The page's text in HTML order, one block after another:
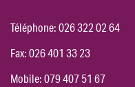
Téléphone:026 322 02 64
Fax: 026 401 33 23
Mobile:079 407 51 67